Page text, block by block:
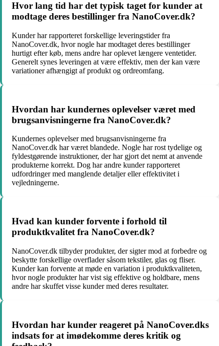
Hvor lang tid har det typisk taget for kunder at
modtage deres bestillinger fra NanoCover.dk?
Kunder har rapporteret forskellige leveringstider fra
NanoCover.dk, hvor nogle har modtaget deres bestillinger
hurtigt efter køb, mens andre har oplevet længere ventetider.
Generelt synes leveringen at være effektiv, men der kan være
variationer afhængigt af produkt og ordreomfang.
Hvordan har kundernes oplevelser været med
brugsanvisningerne fra NanoCover.dk?
Kundernes oplevelser med brugsanvisningerne fra
NanoCover.dk har været blandede. Nogle har rost tydelige og
fyldestgørende instruktioner, der har gjort det nemt at anvende
produkterne korrekt. Dog har andre kunder rapporteret
udfordringer med manglende detaljer eller effektivitet i
vejledningerne.
Hvad kan kunder forvente i forhold til
produktkvalitet fra NanoCover.dk?
NanoCover.dk tilbyder produkter, der sigter mod at forbedre og
beskytte forskellige overflader såsom tekstiler, glas og fliser.
Kunder kan forvente at møde en variation i produktkvaliteten,
hvor nogle produkter har vist sig effektive og holdbare, mens
andre har skuffet visse kunder med deres resultater.
Hvordan har kunder reageret på NanoCover.dks
indsats for at imødekomme deres kritik og